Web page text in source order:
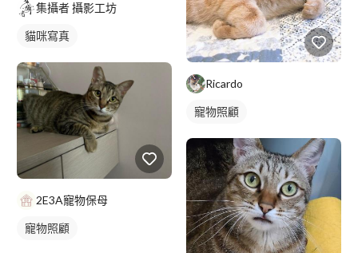
集攝者 攝影工坊
貓咪寫真
2E3A寵物保母
寵物照顧
Ricardo
寵物照顧